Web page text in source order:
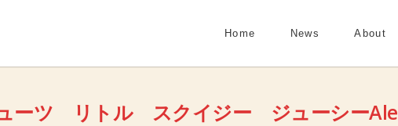
Home News About
ーツ リトル スクイジー ジューシーAle